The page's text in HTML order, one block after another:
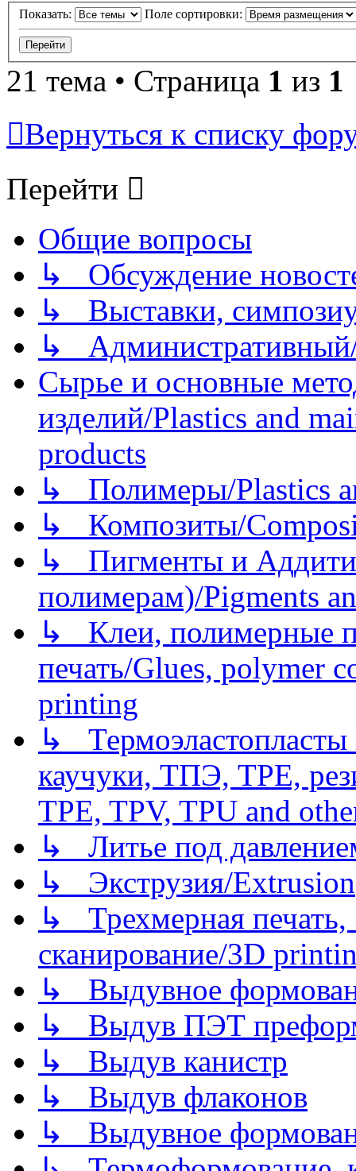
Показать: Поле сортировки:
21 тема • Страница 1 из 1
Вернуться к списку
Перейти
Общие вопросы
↳ Обсуждение
↳ Выставки,
↳
Сырье и основные
изделий/Plastics and
products
↳ Полимеры/Plastics
↳ Композиты/
↳ Пигменты и
полимерам)/Pigments
↳ Клеи, полимерные
печать/Glues, polymer
printing
↳
каучуки, ТПЭ, TPE,
TPE, TPV, TPU and
↳ Литье под
↳ Экструзия/Extrusion
↳ Трехмерная
сканирование/3D
↳ Выдувное
↳ Выдув ПЭТ
↳ Выдув канистр
↳ Выдув флаконов
↳ Выдувное